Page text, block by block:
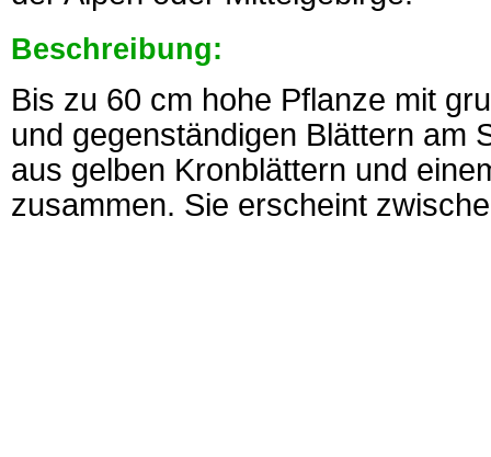
Beschreibung:
Bis zu 60 cm hohe Pflanze mit
und gegenständigen Blättern am
aus gelben Kronblättern und
zusammen. Sie erscheint